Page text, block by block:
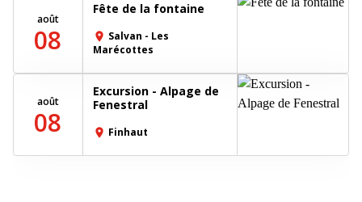
août
08
Fête de la fontaine
place Salvan - Les
Marécottes
août
08
Excursion - Alpage de
Fenestral
place Finhaut